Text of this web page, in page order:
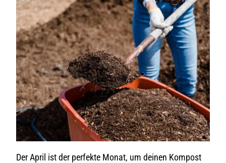
Der April ist der perfekte Monat, um deinen Kompost